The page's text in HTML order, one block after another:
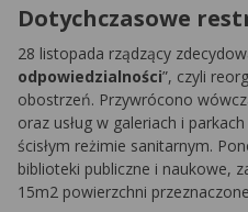
Dotychczasowe
28 listopada rządzący
odpowiedzialności”, czyli
obostrzeń. Przywrócono
oraz usług w galeriach i
ścisłym reżimie sanitarnym.
biblioteki publiczne i naukowe,
15m2 powierzchni